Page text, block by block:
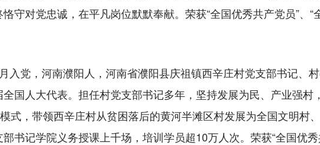
守对党忠诚，在平凡岗位默默奉献。荣获“全国优秀共产党员”、“
党，河南濮阳人，河南省濮阳县庆祖镇西辛庄村党支部书记、
国人大代表。担任村党支部书记多年，坚持发展为民、产业强村
式，带领西辛庄村从贫困落后的黄河半滩区村发展为全国文明村
书记学院义务授课上千场，培训学员超10万人次。荣获“全国优